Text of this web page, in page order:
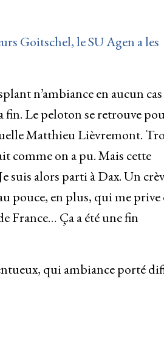
Goitschel, le SU Agen a les
n’ambiance en aucun cas
fin. Le peloton se retrouve
Matthieu Lièvremont.
comme on a pu. Mais cette
suis alors parti à Dax. Un
pouce, en plus, qui me prive
France… Ça a été une fin
qui ambiance porté